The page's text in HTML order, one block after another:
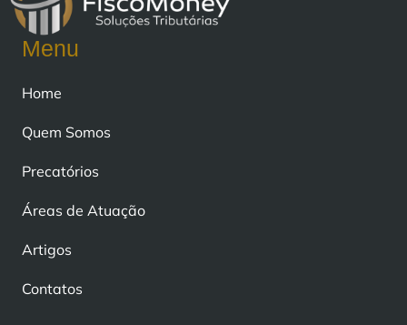
Menu
Home
Quem Somos
Precatórios
Áreas de Atuação
Artigos
Contatos